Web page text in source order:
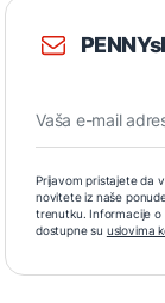
Prijavom pristajete da
novitete iz naše
trenutku. Informacije o
dostupne su uslovima